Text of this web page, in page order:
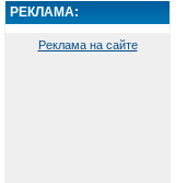
РЕКЛАМА:
Реклама на сайте